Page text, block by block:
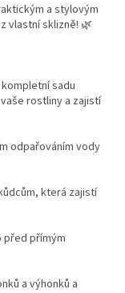
a stylovým
vlastní sklizně! 🌿
sadu
rostliny a zajistí
odpařováním vody
která zajistí
před přímým
a výhonků a